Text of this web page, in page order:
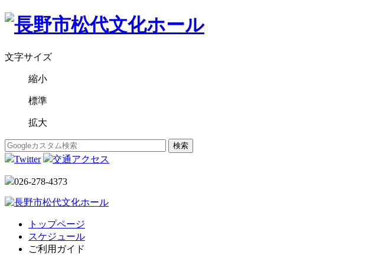
文字サイズ
縮小
標準
拡大
Twitter 交通アクセス
026-278-4373
トップページ
スケジュール
ご利用ガイド